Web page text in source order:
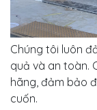
Chúng tôi luôn
quả và an toàn.
hãng, đảm bảo
cuốn.